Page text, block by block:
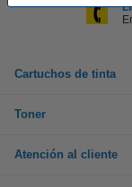
Cartuchos de tinta
Toner
Atención al cliente